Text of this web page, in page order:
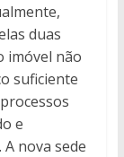
duas
imóvel não
suficiente
e
nova sede